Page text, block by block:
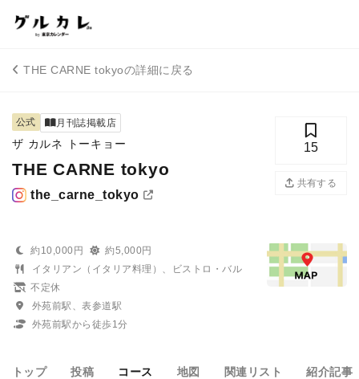
THE CARNE tokyoの詳細に戻る
公式 月刊誌掲載店
ザ カルネ トーキョー
THE CARNE tokyo
the_carne_tokyo
15
共有する
約10,000円
約5,000円
イタリアン（イタリア料理）、ビストロ・バル
不定休
外苑前駅、表参道駅
外苑前駅から徒歩1分
トップ 投稿 コース 地図 関連リスト 紹介記事